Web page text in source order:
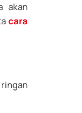
akan
cara